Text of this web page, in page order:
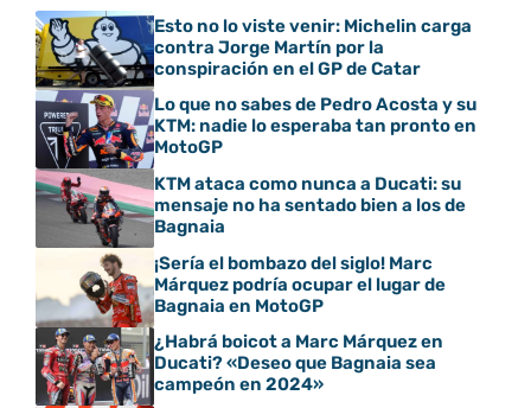
Esto no lo viste venir: Michelin carga
contra Jorge Martín por la
conspiración en el GP de Catar
Lo que no sabes de Pedro Acosta y su
KTM: nadie lo esperaba tan pronto en
MotoGP
KTM ataca como nunca a Ducati: su
mensaje no ha sentado bien a los de
Bagnaia
¡Sería el bombazo del siglo! Marc
Márquez podría ocupar el lugar de
Bagnaia en MotoGP
¿Habrá boicot a Marc Márquez en
Ducati? «Deseo que Bagnaia sea
campeón en 2024»